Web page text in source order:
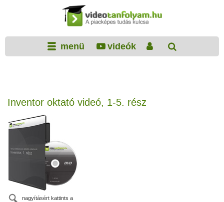
menü videók
Inventor oktató videó, 1-5. rész
nagyításért kattints a